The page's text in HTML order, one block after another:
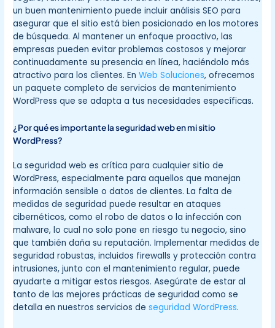
un buen mantenimiento puede incluir análisis SEO para
asegurar que el sitio está bien posicionado en los motores
de búsqueda. Al mantener un enfoque proactivo, las
empresas pueden evitar problemas costosos y mejorar
continuadamente su presencia en línea, haciéndolo más
atractivo para los clientes. EnWeb Soluciones, ofrecemos
un paquete completo de servicios de mantenimiento
WordPress que se adapta a tus necesidades específicas.
¿Por qué es importante la seguridad web en mi sitio
WordPress?
La seguridad web es crítica para cualquier sitio de
WordPress, especialmente para aquellos que manejan
información sensible o datos de clientes. La falta de
medidas de seguridad puede resultar en ataques
cibernéticos, como el robo de datos o la infección con
malware, lo cual no solo pone en riesgo tu negocio, sino
que también daña su reputación. Implementar medidas de
seguridad robustas, incluidos firewalls y protección contra
intrusiones, junto con el mantenimiento regular, puede
ayudarte a mitigar estos riesgos. Asegúrate de estar al
tanto de las mejores prácticas de seguridad como se
detalla en nuestros servicios deseguridad WordPress.